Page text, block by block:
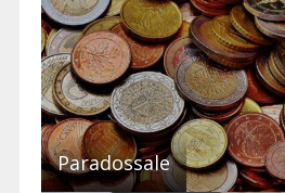
Paradossale